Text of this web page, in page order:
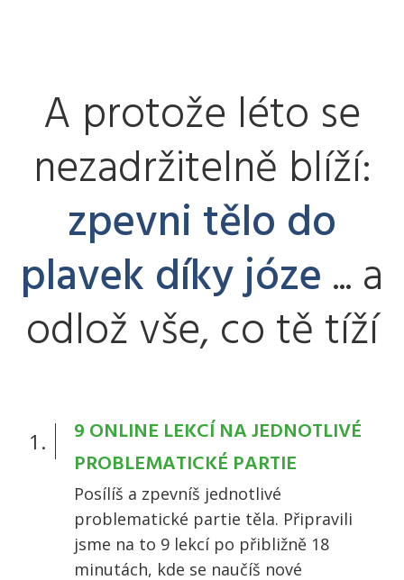
A protože léto se
nezadržitelně blíží:
zpevni tělo do
plavek díky józe... a
odlož vše, co tě tíží
1.
9 ONLINE LEKCÍ NA JEDNOTLIVÉ
PROBLEMATICKÉ PARTIE
Posílíš a zpevníš jednotlivé
problematické partie těla. Připravili
jsme na to 9 lekcí po přibližně 18
minutách, kde se naučíš nové